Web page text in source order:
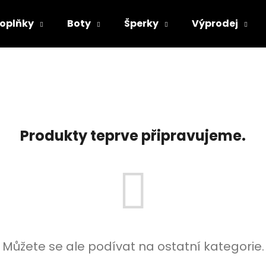
Boty Šperky Výprodej
Produkty teprve připravujeme.
Můžete se ale podívat na ostatní kategorie.